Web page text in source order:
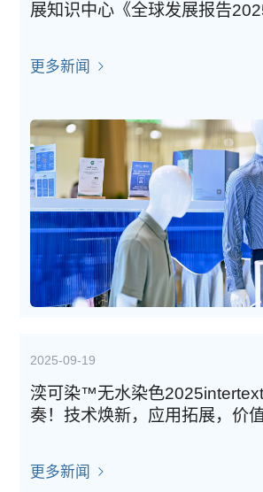
展知识中心《全球发展报告
更多新闻
2025-09-19
湙可染™无水染色
奏！技术焕新，应用拓展，价值
更多新闻